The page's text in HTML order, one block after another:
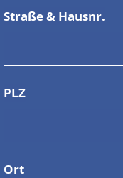
Straße & Hausnr.
PLZ
Ort